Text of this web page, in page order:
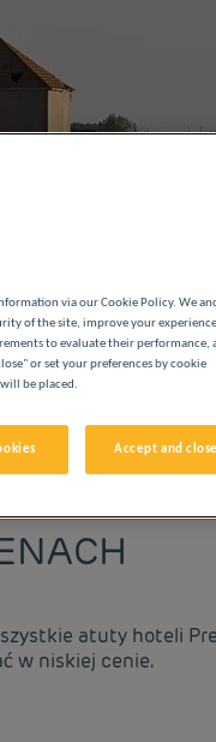
select a date. Press
with the calendar
atuty hoteli
w niskiej cenie.
via our Cookie Policy. We
of the site, improve your
to evaluate their performance,
or set your preferences by cookie
be placed.
Accept and close